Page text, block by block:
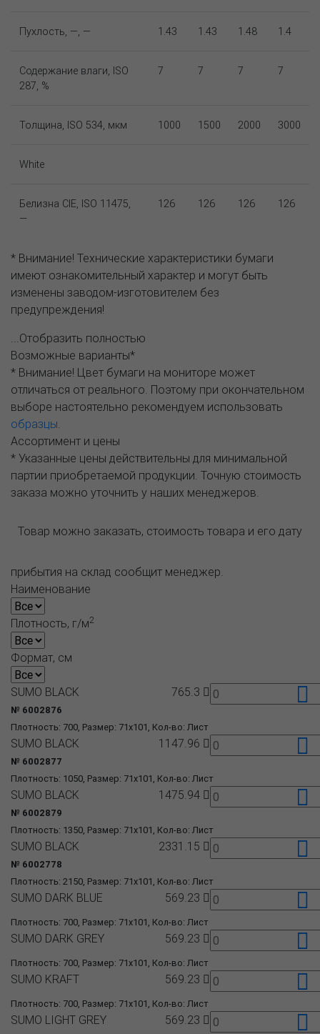
Пухлость, —, — 1.43 1.43 1.48 1.4
Содержание влаги, ISO
287, %
7 7 7 7
Толщина, ISO 534, мкм 1000 1500 2000 3000
White
Белизна CIE, ISO 11475,
—
126 126 126 126
* Внимание! Технические характеристики бумаги
имеют ознакомительный характер и могут быть
изменены заводом-изготовителем без
предупреждения!
...Отобразить полностью
Возможные варианты*
* Внимание! Цвет бумаги на мониторе может
отличаться от реального. Поэтому при окончательном
выборе настоятельно рекомендуем использовать
образцы
Ассортимент и цены
* Указанные цены действительны для минимальной
партии приобретаемой продукции. Точную стоимость
заказа можно уточнить у наших менеджеров.
Товар можно заказать, стоимость товара и его дату
прибытия на склад сообщит менеджер.
Наименование
Плотность, г/м2
Формат, см
Плотность: 700, Размер: 71x101, Кол-во: Лист
SUMO BLACK
№ 6002876
765.3
Плотность: 1050, Размер: 71x101, Кол-во: Лист
SUMO BLACK
№ 6002877
1147.96
Плотность: 1350, Размер: 71x101, Кол-во: Лист
SUMO BLACK
№ 6002879
1475.94
Плотность: 2150, Размер: 71x101, Кол-во: Лист
SUMO BLACK
№ 6002778
2331.15
Плотность: 700, Размер: 71x101, Кол-во: Лист
SUMO DARK BLUE 569.23
Плотность: 700, Размер: 71x101, Кол-во: Лист
SUMO DARK GREY 569.23
Плотность: 700, Размер: 71x101, Кол-во: Лист
SUMO KRAFT 569.23
SUMO LIGHT GREY 569.23